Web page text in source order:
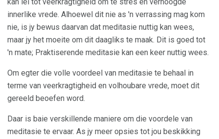
innerlike vrede. Alhoewel dit nie as 'n verrassing mag kom
nie, is jy bewus daarvan dat meditasie nuttig kan wees,
maar jy het moeite om dit daagliks te maak. Dit is goed tot
'n mate; Praktiserende meditasie kan een keer nuttig wees.
Om egter die volle voordeel van meditasie te behaal in
terme van veerkragtigheid en volhoubare vrede, moet dit
gereeld beoefen word.
Daar is baie verskillende maniere om die voordele van
meditasie te ervaar. As jy meer opsies tot jou beskikking